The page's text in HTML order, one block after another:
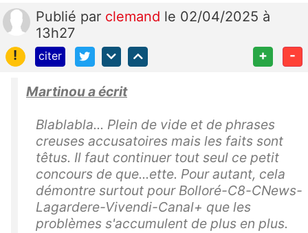
Publié par clemand le 02/04/2025 à
13h27
!
citer + -
Martinou a écrit
Blablabla... Plein de vide et de phrases
creuses accusatoires mais les faits sont
têtus. Il faut continuer tout seul ce petit
concours de que...ette. Pour autant, cela
démontre surtout pour Bolloré-C8-CNews-
Lagardere-Vivendi-Canal+ que les
problèmes s'accumulent de plus en plus.